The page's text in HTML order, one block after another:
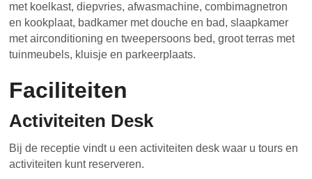
met koelkast, diepvries, afwasmachine, combimagnetron
en kookplaat, badkamer met douche en bad, slaapkamer
met airconditioning en tweepersoons bed, groot terras met
tuinmeubels, kluisje en parkeerplaats.
Faciliteiten
Activiteiten Desk
Bij de receptie vindt u een activiteiten desk waar u tours en
activiteiten kunt reserveren.